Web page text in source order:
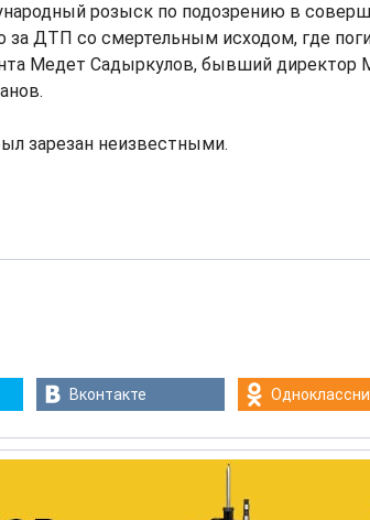
розыск по подозрению в
ДТП со смертельным исходом, где
Медет Садыркулов, бывший
зарезан неизвестными.
Вконтакте